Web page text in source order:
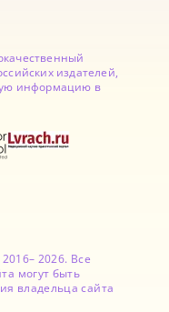
издателей,
информацию в
2026. Все
могут быть
владельца сайта